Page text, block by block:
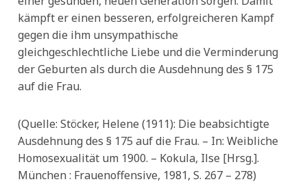
kämpft er einen besseren, erfolgreicheren Kampf
gegen die ihm unsympathische
gleichgeschlechtliche Liebe und die Verminderung
der Geburten als durch die Ausdehnung des § 175
auf die Frau.
(Quelle: Stöcker, Helene (1911): Die beabsichtigte
Ausdehnung des § 175 auf die Frau. – In: Weibliche
Homosexualität um 1900. – Kokula, Ilse [Hrsg.].
München : Frauenoffensive, 1981, S. 267 – 278)